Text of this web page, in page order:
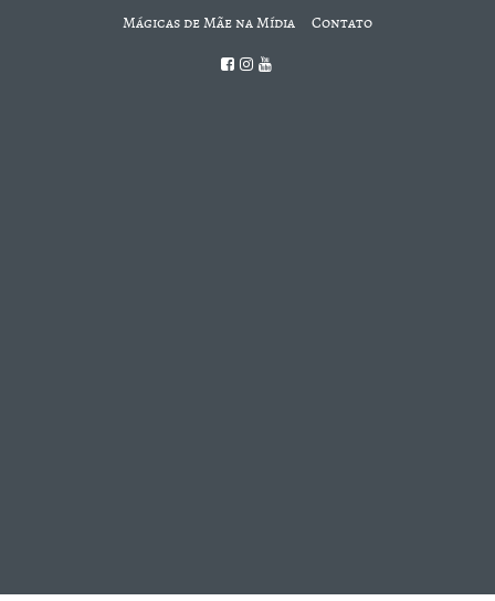
Mágicas de Mãe na Mídia Contato